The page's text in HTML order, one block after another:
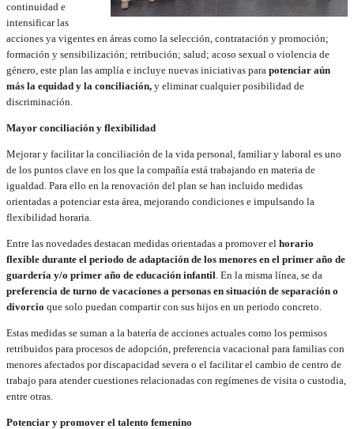
continuidad e
intensificar las
acciones ya vigentes en áreas como la selección, contratación y promoción;
formación y sensibilización; retribución; salud; acoso sexual o violencia de
género, este plan las amplía e incluye nuevas iniciativas para potenciar aún
más la equidad y la conciliación, y eliminar cualquier posibilidad de
discriminación.
Mayor conciliación y flexibilidad
Mejorar y facilitar la conciliación de la vida personal, familiar y laboral es uno
de los puntos clave en los que la compañía está trabajando en materia de
igualdad. Para ello en la renovación del plan se han incluido medidas
orientadas a potenciar esta área, mejorando condiciones e impulsando la
flexibilidad horaria.
Entre las novedades destacan medidas orientadas a promover el horario
flexible durante el periodo de adaptación de los menores en el primer año de
guardería y/o primer año de educación infantil. En la misma línea, se da
preferencia de turno de vacaciones a personas en situación de separación o
divorcio que solo puedan compartir con sus hijos en un periodo concreto.
Estas medidas se suman a la batería de acciones actuales como los permisos
retribuidos para procesos de adopción, preferencia vacacional para familias con
menores afectados por discapacidad severa o el facilitar el cambio de centro de
trabajo para atender cuestiones relacionadas con regímenes de visita o custodia,
entre otras.
Potenciar y promover el talento femenino